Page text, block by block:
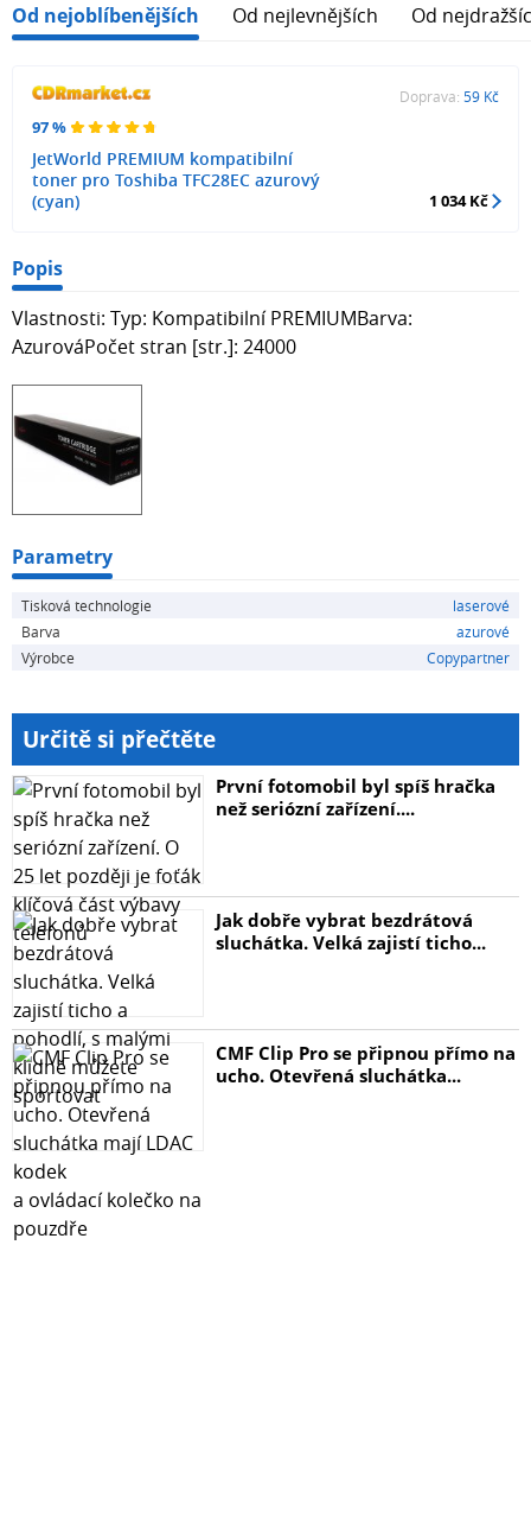
Od nejoblíbenějších Od nejlevnějších Od
97 %
JetWorld PREMIUM kompatibilní
toner pro Toshiba TFC28EC azurový
(cyan)
Doprava: 59 Kč
1 034 Kč
Popis
Vlastnosti: Typ: Kompatibilní PREMIUMBarva:
AzurováPočet stran [str.]: 24000
Parametry
Tisková technologie
laserové
Barva
azurové
Výrobce
Copypartner
Určitě si přečtěte
První fotomobil byl spíš hračka
než seriózní zařízení....
Jak dobře vybrat bezdrátová
sluchátka. Velká zajistí ticho...
CMF Clip Pro se připnou přímo na
ucho. Otevřená sluchátka...